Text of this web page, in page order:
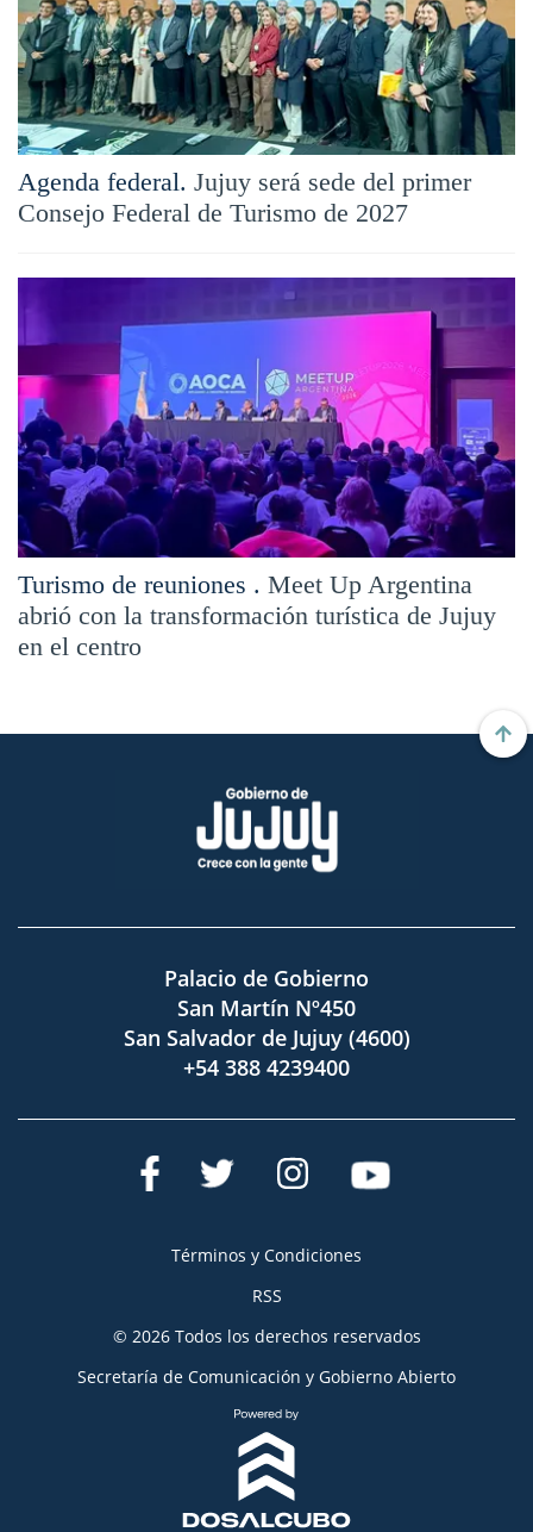
Agenda federal. Jujuy será sede del primer
Consejo Federal de Turismo de 2027
Turismo de reuniones . Meet Up Argentina
abrió con la transformación turística de Jujuy
en el centro
Palacio de Gobierno
San Martín Nº450
San Salvador de Jujuy (4600)
+54 388 4239400
Términos y Condiciones
RSS
© 2026 Todos los derechos reservados
Secretaría de Comunicación y Gobierno Abierto